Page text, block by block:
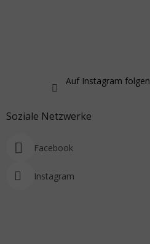
Auf Instagram folgen
Soziale Netzwerke
Facebook
Instagram